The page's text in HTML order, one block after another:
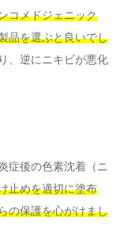
コメドジェニック
品を選ぶと良いでし
、逆にニキビが悪化
症後の色素沈着（ニ
止めを適切に塗布
の保護を心がけまし